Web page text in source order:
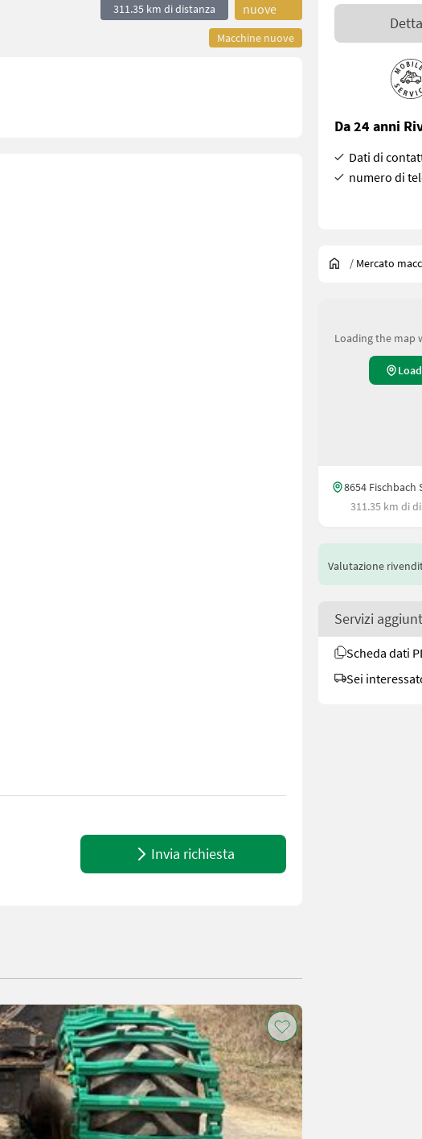
311.35 km di distanza
nuove
Macchine nuove
mm - Höhe: 65 mm - Hub: 60 mm - Gewicht: 3,3 kg - Spindeltyp: TR
Invia richiesta
Da 24 anni
Dati di
numero di
/ Mercato
Loading the map
8654 Fischbach
311.35 km di
Valutazione
Servizi
Scheda dati
Sei